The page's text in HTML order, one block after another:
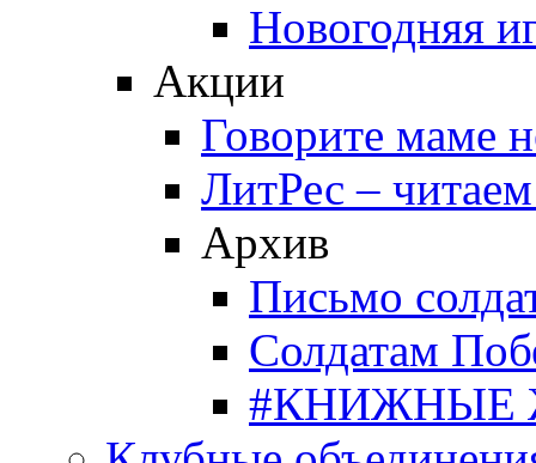
Новогодняя
Акции
Говорите маме
ЛитРес –
Архив
Письмо
Солдатам
#КНИЖНЫЕ